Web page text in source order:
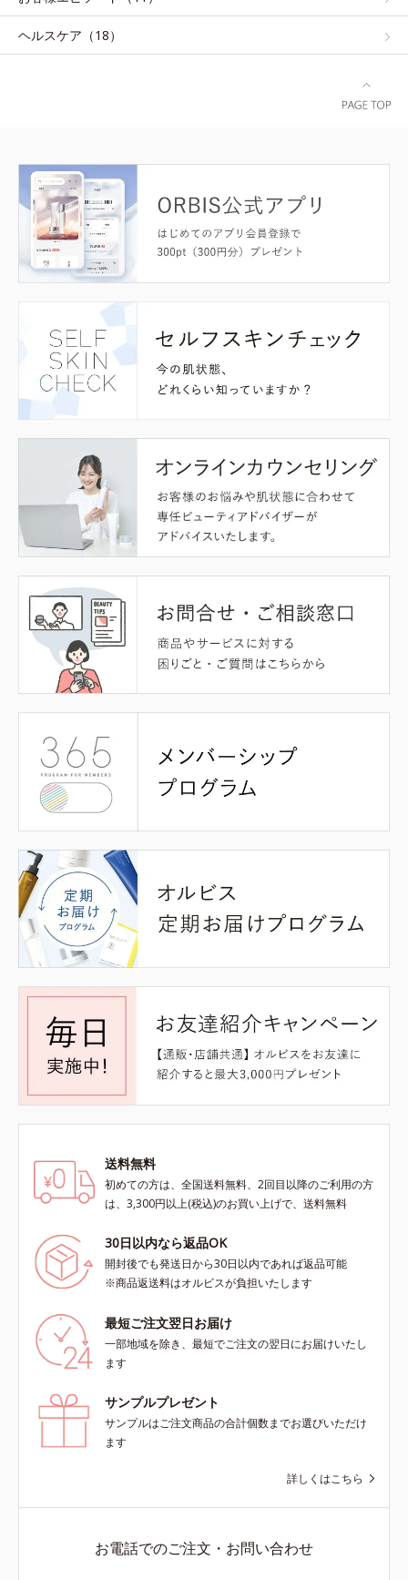
ヘルスケア（18）
送料無料
初めての方は、全国送料無料、2回目以降のご利用の方
は、3,300円以上(税込)のお買い上げで、送料無料
30日以内なら返品OK
開封後でも発送日から30日以内であれば返品可能
※商品返送料はオルビスが負担いたします
最短ご注文翌日お届け
一部地域を除き、最短でご注文の翌日にお届けいたし
ます
サンプルプレゼント
サンプルはご注文商品の合計個数までお選びいただけ
ます
詳しくはこちら
お電話でのご注文・お問い合わせ